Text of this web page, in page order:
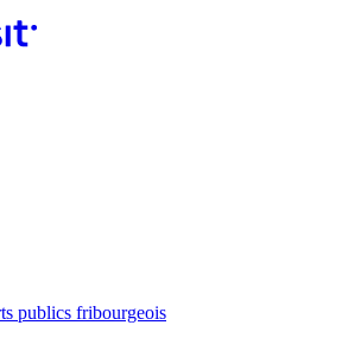
publics fribourgeois